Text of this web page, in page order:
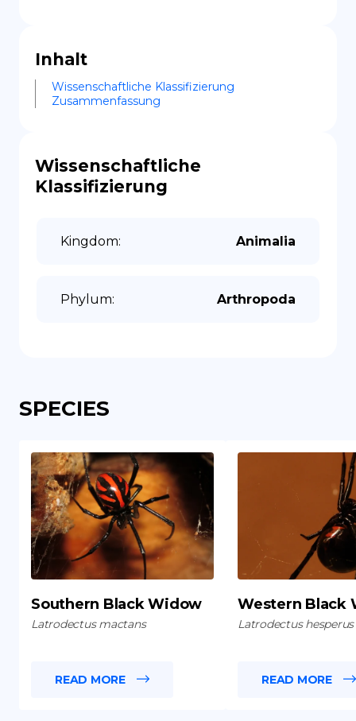
Inhalt
Wissenschaftliche Klassifizierung
Zusammenfassung
Wissenschaftliche
Klassifizierung
Kingdom: Animalia
Phylum: Arthropoda
SPECIES
Southern Black Widow
Latrodectus mactans
READ MORE
Western Black
Latrodectus hesperus
READ MORE